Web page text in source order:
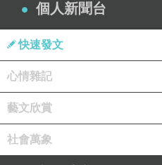
個人新聞台
快速發文
心情雜記
藝文欣賞
社會萬象